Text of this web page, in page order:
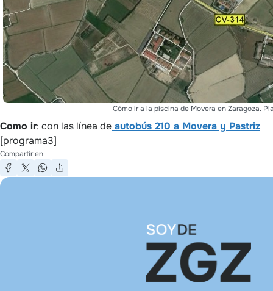
Cómo ir a la piscina de Movera en Zaragoza.
Como ir: con las línea de autobús 210 a Movera y Pastriz
[programa3]
Compartir en